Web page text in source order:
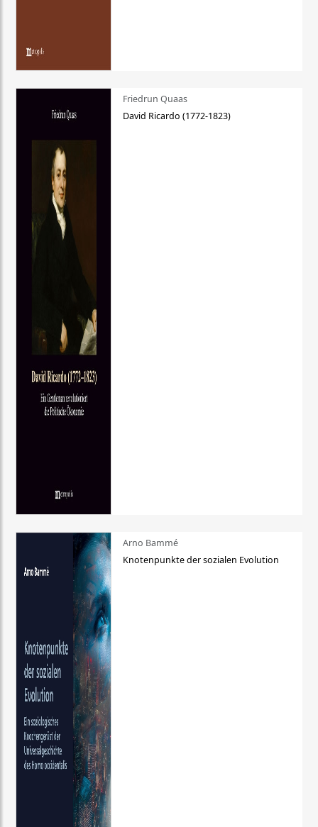
Friedrun Quaas
David Ricardo (1772-1823)
Arno Bammé
Knotenpunkte der sozialen Evolution